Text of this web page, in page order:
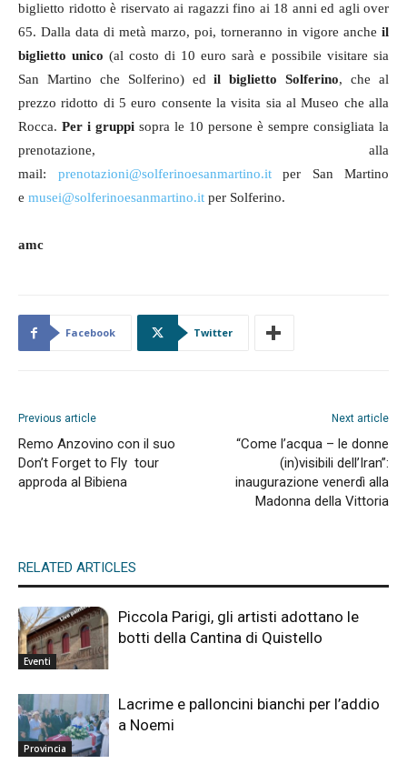
biglietto ridotto è riservato ai ragazzi fino ai 18 anni ed agli over
65. Dalla data di metà marzo, poi, torneranno in vigore anche il
biglietto unico (al costo di 10 euro sarà e possibile visitare sia
San Martino che Solferino) edil biglietto Solferino, che al
prezzo ridotto di 5 euro consente la visita sia al Museo che alla
Rocca. Per i gruppi sopra le 10 persone è sempre consigliata la
prenotazione, alla
mail: prenotazioni@solferinoesanmartino.itper San Martino
e musei@solferinoesanmartino.it per Solferino.
amc
Facebook Twitter
Previous article
Remo Anzovino con il suo
Don’t Forget to Fly tour
approda al Bibiena
Next article
“Come l’acqua – le donne
(in)visibili dell’Iran”:
inaugurazione venerdì alla
Madonna della Vittoria
RELATED ARTICLES
Eventi
Piccola Parigi, gli artisti adottano le
botti della Cantina di Quistello
Provincia
Lacrime e palloncini bianchi per l’addio
a Noemi